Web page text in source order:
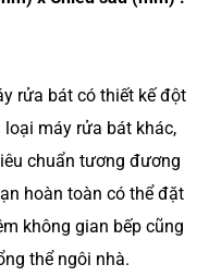
rửa bát có thiết kế đột
máy rửa bát khác,
chuẩn tương đương
hoàn toàn có thể đặt
không gian bếp cũng
thể ngôi nhà.